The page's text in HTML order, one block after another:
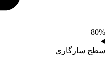
80%
سطح سازگاری